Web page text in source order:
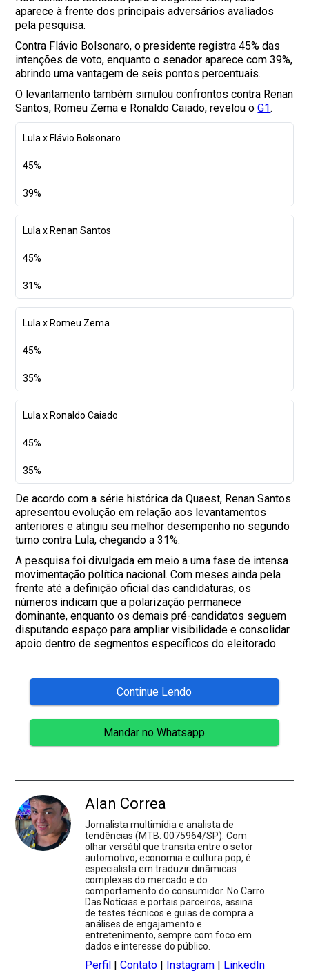
aparece à frente dos principais adversários avaliados
pela pesquisa.
Contra Flávio Bolsonaro, o presidente registra 45% das
intenções de voto, enquanto o senador aparece com 39%,
abrindo uma vantagem de seis pontos percentuais.
O levantamento também simulou confrontos contra Renan
Santos, Romeu Zema e Ronaldo Caiado, revelou oG1.
Lula x Flávio Bolsonaro
45%
39%
Lula x Renan Santos
45%
31%
Lula x Romeu Zema
45%
35%
Lula x Ronaldo Caiado
45%
35%
De acordo com a série histórica da Quaest, Renan Santos
apresentou evolução em relação aos levantamentos
anteriores e atingiu seu melhor desempenho no segundo
turno contra Lula, chegando a 31%.
A pesquisa foi divulgada em meio a uma fase de intensa
movimentação política nacional. Com meses ainda pela
frente até a definição oficial das candidaturas, os
números indicam que a polarização permanece
dominante, enquanto os demais pré-candidatos seguem
disputando espaço para ampliar visibilidade e consolidar
apoio dentro de segmentos específicos do eleitorado.
Continue Lendo
Mandar no Whatsapp
Alan Correa
Jornalista multimídia e analista de
tendências (MTB: 0075964/SP). Com
olhar versátil que transita entre o setor
automotivo, economia e cultura pop, é
especialista em traduzir dinâmicas
complexas do mercado e do
comportamento do consumidor. No Carro
Das Notícias e portais parceiros, assina
de testes técnicos e guias de compra a
análises de engajamento e
entretenimento, sempre com foco em
dados e interesse do público.
Perfil |Contato | Instagram | LinkedIn